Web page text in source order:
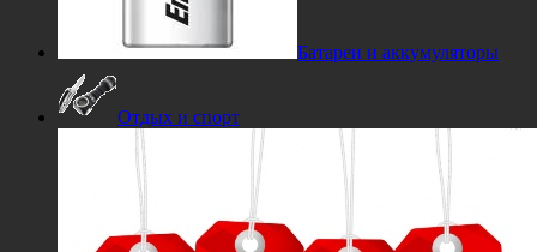
Батареи и аккумуляторы
Отдых и спорт